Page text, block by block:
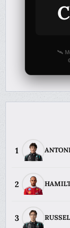
🛰️
1
2
3